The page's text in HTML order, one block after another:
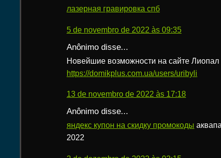
лазерная гравировка спб
5 de novembro de 2022 às 09:35
Anônimo disse...
Новейшие возможности на сайте Лиопал
https://domikplus.com.ua/users/uribyli
13 de novembro de 2022 às 17:18
Anônimo disse...
яндекс купон на скидку промокоды
2022